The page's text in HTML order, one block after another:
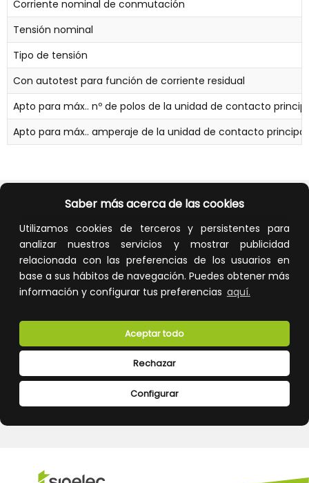
Saber más acerca de las cookies
Utilizamos cookies de terceros y persistentes para
analizar nuestros servicios y mostrar publicidad
relacionada con las preferencias de los usuarios en
base a sus hábitos de navegación. Puedes obtener más
información y configurar tus preferencias aquí.
Configurar
Rechazar
Aceptar todo
Corriente nominal de conmutación
Tensión nominal
Tipo de tensión
Con autotest para función de corriente residual
Apto para máx.. nº de polos de la unidad de contacto
Apto para máx.. amperaje de la unidad de contacto principal
Calidad y precio Descuentos